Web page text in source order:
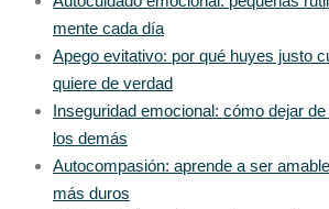
mente cada día
Apego evitativo: por qué huyes justo
quiere de verdad
Inseguridad emocional: cómo dejar
los demás
Autocompasión: aprende a ser
más duros